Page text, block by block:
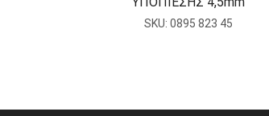
SKU:0895 823 45